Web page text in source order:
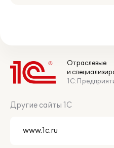
Отраслевые
и
Другие сайты 1С